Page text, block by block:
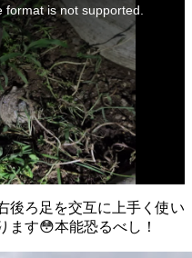
format is not supported.
後ろ足を交互に上手く使い
ます😳本能恐るべし！